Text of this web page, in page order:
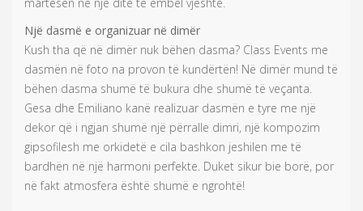
martesën në një ditë të ëmbël vjeshte.
Një dasmë e organizuar në dimër
Kush tha që në dimër nuk bëhen dasma? Class Events me
dasmën në foto na provon të kundërtën! Në dimër mund të
bëhen dasma shumë të bukura dhe shumë të veçanta.
Gesa dhe Emiliano kanë realizuar dasmën e tyre me një
dekor që i ngjan shumë një përralle dimri, një kompozim
gipsofilesh me orkidetë e cila bashkon jeshilen me të
bardhën në një harmoni perfekte. Duket sikur bie borë, por
në fakt atmosfera është shumë e ngrohtë!